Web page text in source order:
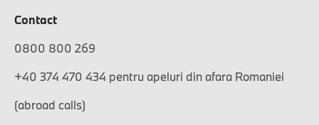
Contact
0800 800 269
+40 374 470 434 pentru apeluri din afara Romaniei
(abroad calls)